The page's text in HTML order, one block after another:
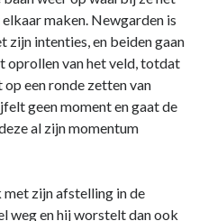
maken. Newgarden is
zijn intenties, en beiden gaan
oprollen van het veld, totdat
een ronde zetten van
geen moment en gaat de
al zijn momentum
met zijn afstelling in de
weg en hij worstelt dan ook